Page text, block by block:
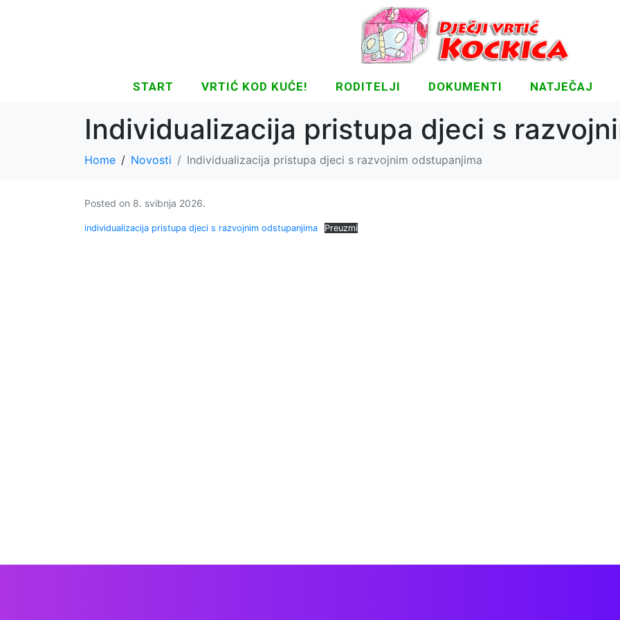
START VRTIĆ KOD KUĆE! RODITELJI DOKUMENTI NATJEČAJ
Individualizacija pristupa djeci s
Home Novosti Individualizacija pristupa djeci s razvojnim odstupanjima
Posted on 8. svibnja 2026.
individualizacija pristupa djeci s razvojnim odstupanjima Preuzmi